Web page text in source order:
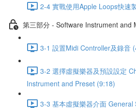
2-4 實戰使用Apple Loops快速
第三部分 - Software Instrument and
3-1 設置Midi Controller及錄音
3-2 選擇虛擬樂器及預設設定
Instrument and Preset (9:18)
3-3 基本虛擬樂器介面